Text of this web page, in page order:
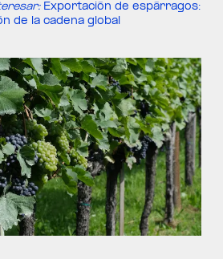
Exportación de espárragos:
de la cadena global